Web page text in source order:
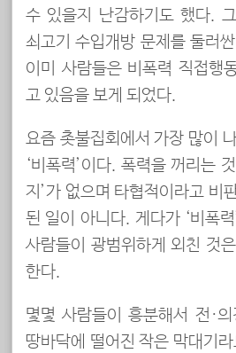
수 있을지 난감하기도 했다.
쇠고기 수입개방 문제를 둘러
이미 사람들은 비폭력 직접행
고 있음을 보게 되었다.
요즘 촛불집회에서 가장 많이
‘비폭력’이다. 폭력을 꺼리는
지’가 없으며 타협적이라고 비
된 일이 아니다. 게다가 ‘비폭
사람들이 광범위하게 외친 것
한다.
몇몇 사람들이 흥분해서 전·
땅바닥에 떨어진 작은 막대기